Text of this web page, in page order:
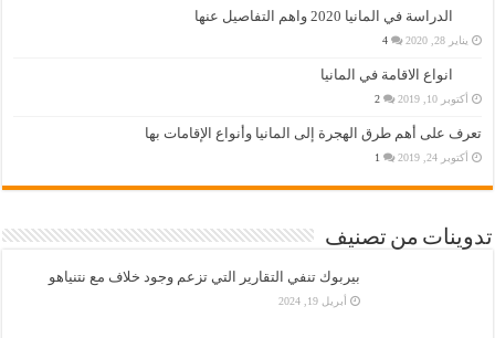
الدراسة في المانيا 2020 واهم التفاصيل عنها
يناير 28, 2020 4
انواع الاقامة في المانيا
أكتوبر 10, 2019 2
تعرف على أهم طرق الهجرة إلى المانيا وأنواع الإقامات بها
أكتوبر 24, 2019 1
تدوينات من تصنيف
بيربوك تنفي التقارير التي تزعم وجود خلاف مع نتنياهو
أبريل 19, 2024